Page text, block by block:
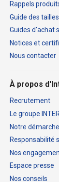
Rappels
Guide des tailles
Guides d'achat
Notices et
Nous contacter
À propos
Recrutement
Le groupe
Notre
Responsabilité
Nos
Espace presse
Nos conseils